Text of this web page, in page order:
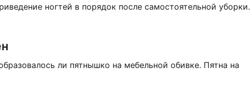
ногтей в порядок после самостоятельной уборки.
ли пятнышко на мебельной обивке. Пятна на